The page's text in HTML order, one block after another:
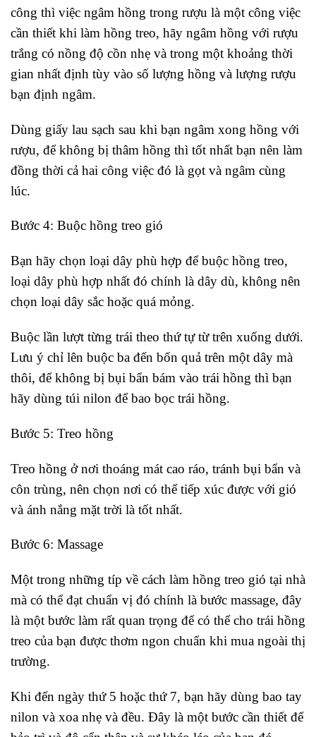
công thì việc ngâm hồng trong rượu là một công việc
cần thiết khi làm hồng treo, hãy ngâm hồng với rượu
trắng có nồng độ cồn nhẹ và trong một khoảng thời
gian nhất định tùy vào số lượng hồng và lượng rượu
bạn định ngâm.
Dùng giấy lau sạch sau khi bạn ngâm xong hồng với
rượu, để không bị thâm hồng thì tốt nhất bạn nên làm
đồng thời cả hai công việc đó là gọt và ngâm cùng
lúc.
Bước 4: Buộc hồng treo gió
Bạn hãy chọn loại dây phù hợp để buộc hồng treo,
loại dây phù hợp nhất đó chính là dây dù, không nên
chọn loại dây sắc hoặc quá mỏng.
Buộc lần lượt từng trái theo thứ tự từ trên xuống dưới.
Lưu ý chỉ lên buộc ba đến bốn quả trên một dây mà
thôi, để không bị bụi bẩn bám vào trái hồng thì bạn
hãy dùng túi nilon để bao bọc trái hồng.
Bước 5: Treo hồng
Treo hồng ở nơi thoáng mát cao ráo, tránh bụi bẩn và
côn trùng, nên chọn nơi có thể tiếp xúc được với gió
và ánh nắng mặt trời là tốt nhất.
Bước 6: Massage
Một trong những típ về cách làm hồng treo gió tại nhà
mà có thể đạt chuẩn vị đó chính là bước massage, đây
là một bước làm rất quan trọng để có thể cho trái hồng
treo của bạn được thơm ngon chuẩn khi mua ngoài thị
trường.
Khi đến ngày thứ 5 hoặc thứ 7, bạn hãy dùng bao tay
nilon và xoa nhẹ và đều. Đây là một bước cần thiết để